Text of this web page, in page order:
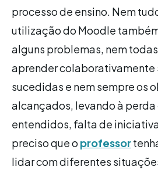
processo de ensino. Nem
utilização do Moodle
alguns problemas, nem
aprender colaborativamente
sucedidas e nem sempre os
alcançados, levando à
entendidos, falta de
preciso que o professor
lidar com diferentes